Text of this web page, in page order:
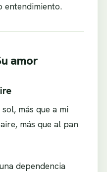
entendimiento.
amor
más que a mi
más que al pan
dependencia